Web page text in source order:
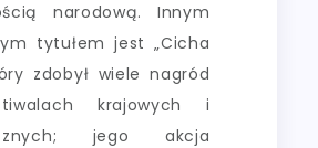
narodową. Innym
tytułem jest „Cicha
zdobył wiele nagród
krajowych i
jego akcja